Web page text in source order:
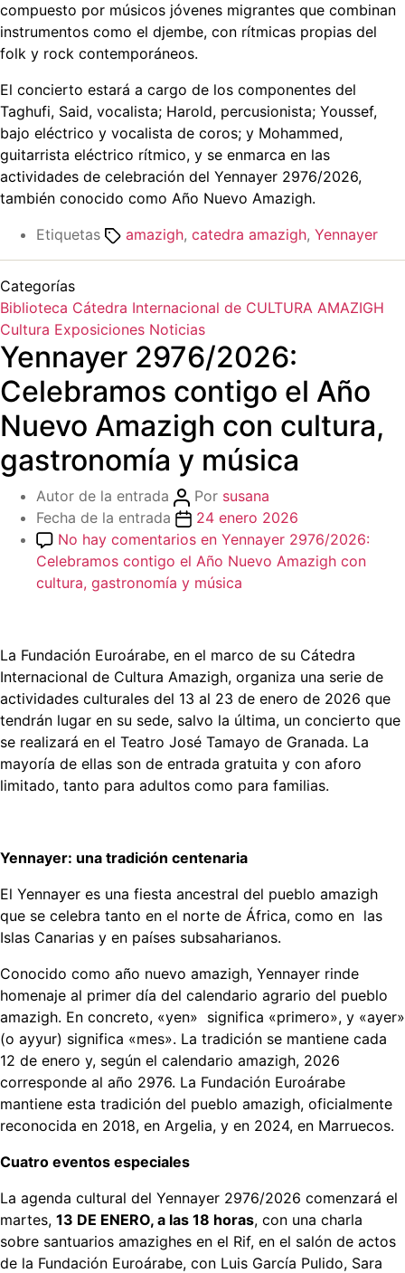
compuesto por músicos jóvenes migrantes que combinan
instrumentos como el djembe, con rítmicas propias del
folk y rock contemporáneos.
El concierto estará a cargo de los componentes del
Taghufi, Said, vocalista; Harold, percusionista; Youssef,
bajo eléctrico y vocalista de coros; y Mohammed,
guitarrista eléctrico rítmico, y se enmarca en las
actividades de celebración del Yennayer 2976/2026,
también conocido como Año Nuevo Amazigh.
Etiquetas
amazigh, catedra amazigh, Yennayer
Categorías
Biblioteca Cátedra Internacional de CULTURA AMAZIGH
Cultura Exposiciones Noticias
Yennayer 2976/2026:
Celebramos contigo el Año
Nuevo Amazigh con cultura,
gastronomía y música
Autor de la entrada Por susana
Fecha de la entrada
24 enero 2026
No hay comentarios en Yennayer 2976/2026:
Celebramos contigo el Año Nuevo Amazigh con
cultura, gastronomía y música
La Fundación Euroárabe, en el marco de su Cátedra
Internacional de Cultura Amazigh, organiza una serie de
actividades culturales del 13 al 23 de enero de 2026 que
tendrán lugar en su sede, salvo la última, un concierto que
se realizará en el Teatro José Tamayo de Granada. La
mayoría de ellas son de entrada gratuita y con aforo
limitado, tanto para adultos como para familias.
Yennayer: una tradición centenaria
El Yennayer es una fiesta ancestral del pueblo amazigh
que se celebra tanto en el norte de África, como en las
Islas Canarias y en países subsaharianos.
Conocido como año nuevo amazigh, Yennayer rinde
homenaje al primer día del calendario agrario del pueblo
amazigh. En concreto, «yen» significa «primero», y «ayer»
(o ayyur) significa «mes». La tradición se mantiene cada
12 de enero y, según el calendario amazigh, 2026
corresponde al año 2976. La Fundación Euroárabe
mantiene esta tradición del pueblo amazigh, oficialmente
reconocida en 2018, en Argelia, y en 2024, en Marruecos.
Cuatro eventos especiales
La agenda cultural del Yennayer 2976/2026 comenzará el
martes, 13 DE ENERO, a las 18 horas, con una charla
sobre santuarios amazighes en el Rif, en el salón de actos
de la Fundación Euroárabe, con Luis García Pulido, Sara